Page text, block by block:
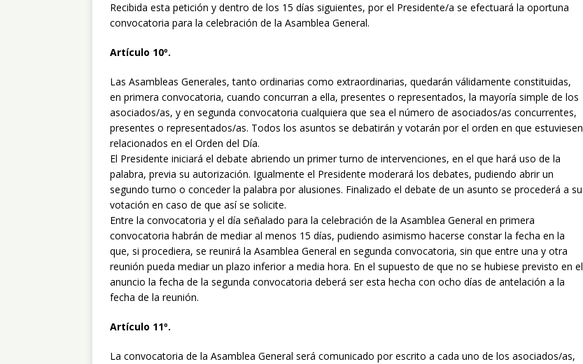
Recibida esta petición y dentro de los 15 días siguientes, por el Presidente/a se efectuará la oportuna
convocatoria para la celebración de la Asamblea General.
Artículo 10º.
Las Asambleas Generales, tanto ordinarias como extraordinarias, quedarán válidamente constituidas,
en primera convocatoria, cuando concurran a ella, presentes o representados, la mayoría simple de los
asociados/as, y en segunda convocatoria cualquiera que sea el número de asociados/as concurrentes,
presentes o representados/as. Todos los asuntos se debatirán y votarán por el orden en que estuviesen
relacionados en el Orden del Día.
El Presidente iniciará el debate abriendo un primer turno de intervenciones, en el que hará uso de la
palabra, previa su autorización. Igualmente el Presidente moderará los debates, pudiendo abrir un
segundo turno o conceder la palabra por alusiones. Finalizado el debate de un asunto se procederá a su
votación en caso de que así se solicite.
Entre la convocatoria y el día señalado para la celebración de la Asamblea General en primera
convocatoria habrán de mediar al menos 15 días, pudiendo asimismo hacerse constar la fecha en la
que, si procediera, se reunirá la Asamblea General en segunda convocatoria, sin que entre una y otra
reunión pueda mediar un plazo inferior a media hora. En el supuesto de que no se hubiese previsto en el
anuncio la fecha de la segunda convocatoria deberá ser esta hecha con ocho días de antelación a la
fecha de la reunión.
Artículo 11º.
La convocatoria de la Asamblea General será comunicado por escrito a cada uno de los asociados/as,